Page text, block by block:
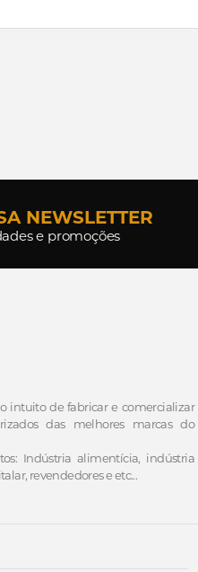
NEWSLETTER
e promoções
intuito de fabricar e comercializar
das melhores marcas do
Indústria alimentícia, indústria
revendedores e etc...